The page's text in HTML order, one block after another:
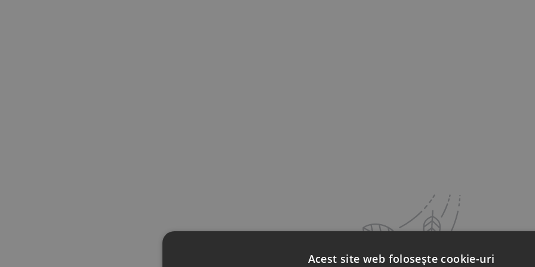
Acest site web folosește cookie-uri